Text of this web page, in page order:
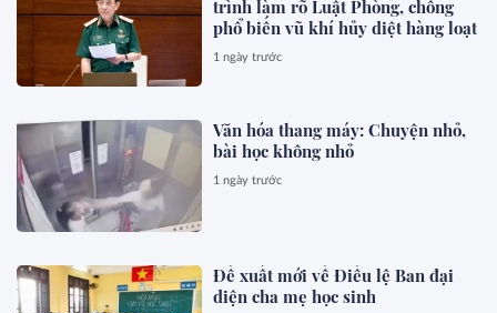
trình làm rõ Luật Phòng, chống
phổ biến vũ khí hủy diệt hàng loạt
1 ngày trước
Văn hóa thang máy: Chuyện nhỏ,
bài học không nhỏ
1 ngày trước
Đề xuất mới về Điều lệ Ban đại
diện cha mẹ học sinh